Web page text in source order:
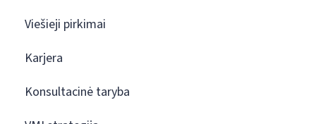
Viešieji pirkimai
Karjera
Konsultacinė taryba